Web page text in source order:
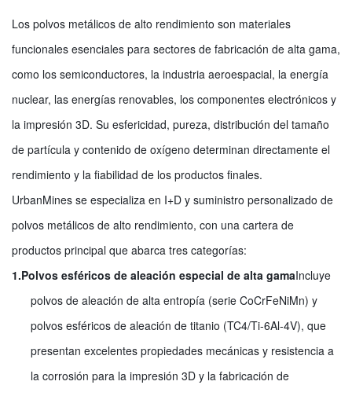
Los polvos metálicos de alto rendimiento son materiales
funcionales esenciales para sectores de fabricación de alta gama,
como los semiconductores, la industria aeroespacial, la energía
nuclear, las energías renovables, los componentes electrónicos y
la impresión 3D. Su esfericidad, pureza, distribución del tamaño
de partícula y contenido de oxígeno determinan directamente el
rendimiento y la fiabilidad de los productos finales.
UrbanMines se especializa en I+D y suministro personalizado de
polvos metálicos de alto rendimiento, con una cartera de
productos principal que abarca tres categorías:
1.Polvos esféricos de aleación especial de alta gamaIncluye
polvos de aleación de alta entropía (serie CoCrFeNiMn) y
polvos esféricos de aleación de titanio (TC4/Ti-6Al-4V), que
presentan excelentes propiedades mecánicas y resistencia a
la corrosión para la impresión 3D y la fabricación de